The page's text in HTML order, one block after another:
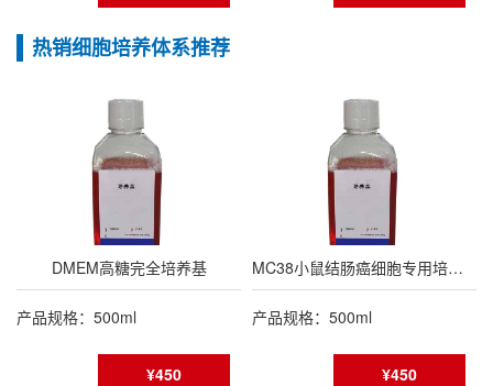
热销细胞培养体系推荐
DMEM高糖完全培养基
产品规格：500ml
¥450
MC38小鼠结肠癌细胞专用培养基
产品规格：500ml
¥450